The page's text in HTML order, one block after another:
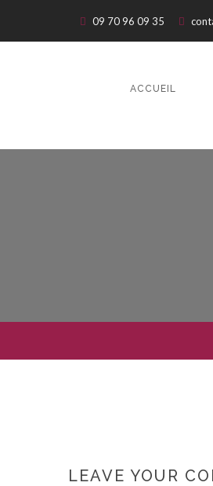
09 70 96 09 35
ACCUEIL
LEAVE YOUR